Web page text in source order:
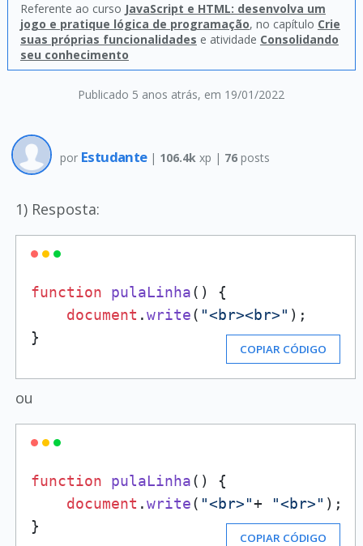
Publicado 5 anos atrás, em 19/01/2022
Referente ao curso JavaScript e HTML: desenvolva um
jogo e pratique lógica de programação, no capítulo Crie
suas próprias funcionalidades e atividade Consolidando
seu conhecimento
por Estudante | 106.4k xp | 76posts
1) Resposta:
function pulaLinha( ) {
document .write( "<br><br>" );
}
COPIAR CÓDIGO
ou
function pulaLinha( ) {
document .write( "<br>"+ "<br>" );
}
COPIAR CÓDIGO